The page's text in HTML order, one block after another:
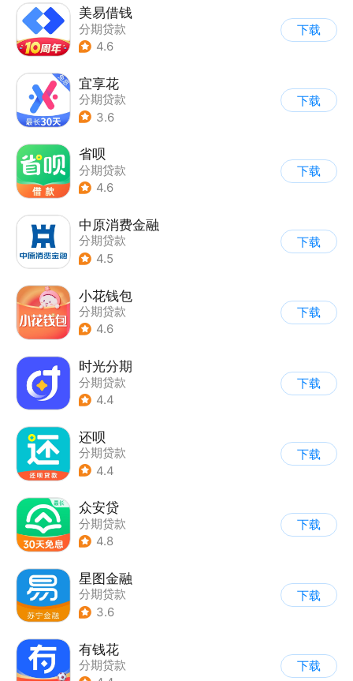
美易借钱
分期贷款
4.6
下载
宜享花
分期贷款
3.6
下载
省呗
分期贷款
4.6
下载
中原消费金融
分期贷款
4.5
下载
小花钱包
分期贷款
4.6
下载
时光分期
分期贷款
4.4
下载
还呗
分期贷款
4.4
下载
众安贷
分期贷款
4.8
下载
星图金融
分期贷款
3.6
下载
有钱花
分期贷款
下载